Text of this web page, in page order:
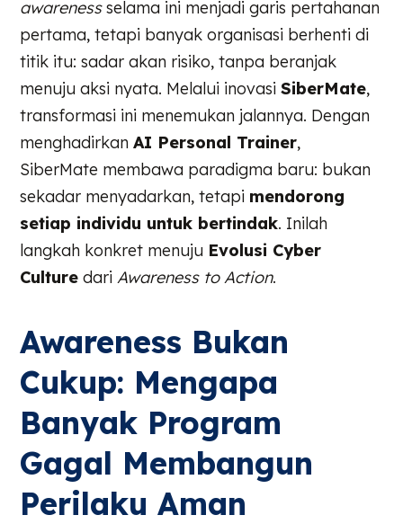
awarenessselama ini menjadi garis pertahanan
pertama, tetapi banyak organisasi berhenti di
titik itu: sadar akan risiko, tanpa beranjak
menuju aksi nyata. Melalui inovasiSiberMate,
transformasi ini menemukan jalannya. Dengan
menghadirkanAI Personal Trainer,
SiberMate membawa paradigma baru: bukan
sekadar menyadarkan, tetapi mendorong
setiap individu untuk bertindak. Inilah
langkah konkret menuju Evolusi Cyber
Culture dariAwareness to Action.
Awareness Bukan
Cukup: Mengapa
Banyak Program
Gagal Membangun
Perilaku Aman